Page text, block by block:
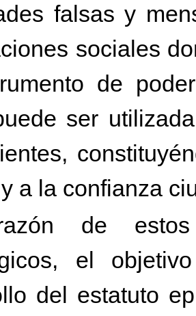
falsas y
sociales
de
ser
a la confianza
de estos
el
del estatuto